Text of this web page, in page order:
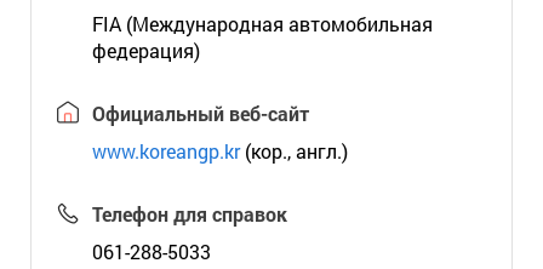
FIA (Международная автомобильная
федерация)
Официальный веб-сайт
www.koreangp.kr(кор., англ.)
Телефон для справок
061-288-5033